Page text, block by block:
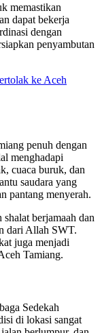
memastikan
dapat bekerja
dengan
penyambutan
ke Aceh
penuh dengan
menghadapi
cuaca buruk, dan
saudara yang
pantang menyerah.
berjamaah dan
dari Allah SWT.
juga menjadi
Tamiang.
Sedekah
di lokasi sangat